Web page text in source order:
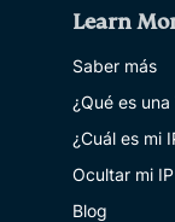
Learn
Saber más
¿Qué es una
¿Cuál es mi
Ocultar mi IP
Blog